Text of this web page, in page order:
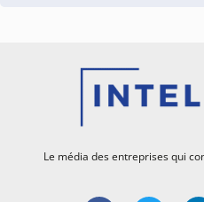
Le média des entreprises qui